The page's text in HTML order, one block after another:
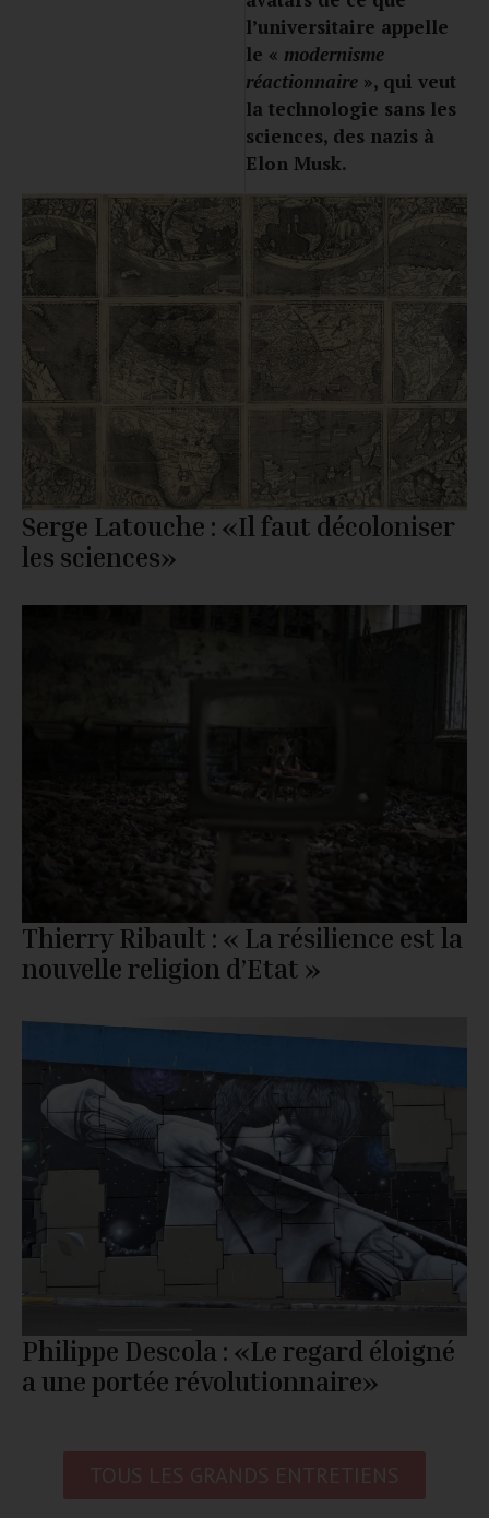
l’universitaire appelle
le « modernisme
réactionnaire», qui veut
la technologie sans les
sciences, des nazis à
Elon Musk.
Serge Latouche : «Il faut décoloniser
les sciences»
Thierry Ribault : « La résilience est la
nouvelle religion d’Etat »
Philippe Descola : «Le regard éloigné
a une portée révolutionnaire»
TOUS LES GRANDS ENTRETIENS